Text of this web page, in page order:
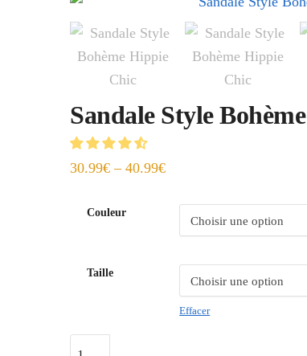
Sandale Style Bohème
30.99€ –40.99€
Couleur
Taille
Effacer